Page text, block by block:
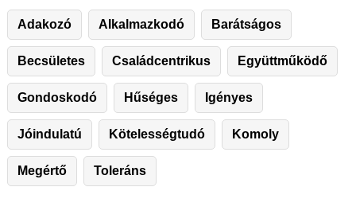
Adakozó Alkalmazkodó Barátságos
Becsületes Családcentrikus Együttműködő
Gondoskodó Hűséges Igényes
Jóindulatú Kötelességtudó Komoly
Megértő Toleráns